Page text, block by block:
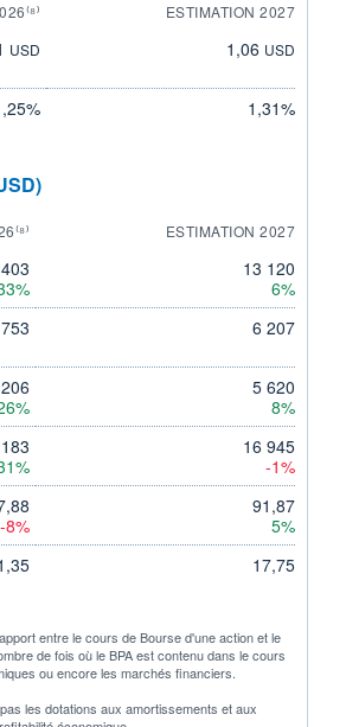
ESTIMATION 2027
USD 1,06 USD
1,31%
ESTIMATION 2027
13 120
6%
6 207
5 620
8%
16 945
-1%
-8%
91,87
5%
17,75
entre le cours de Bourse d'une action et le
de fois où le BPA est contenu dans le cours
ou encore les marchés financiers.
les dotations aux amortissements et aux